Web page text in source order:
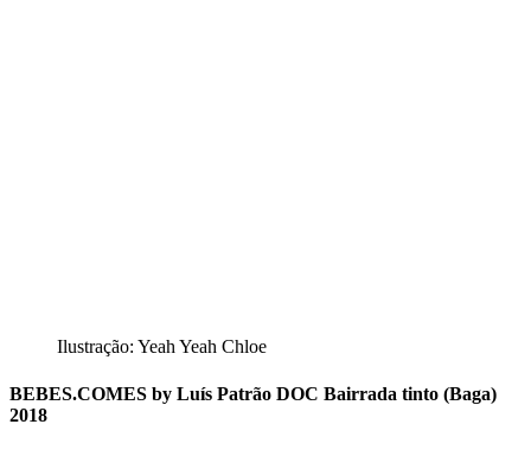
Ilustração: Yeah Yeah Chloe
BEBES.COMES by Luís Patrão DOC Bairrada tinto (Baga)
2018